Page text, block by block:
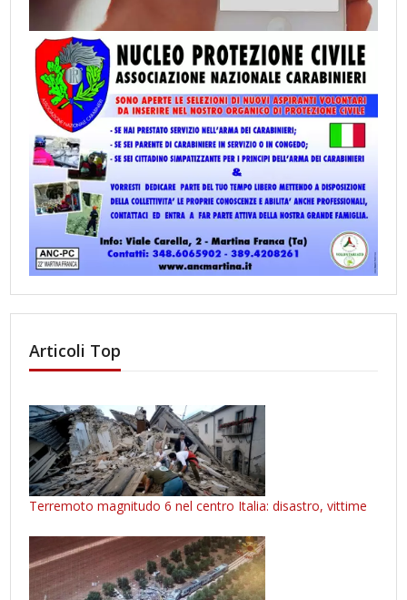
Articoli Top
Terremoto magnitudo 6 nel centro Italia: disastro, vittime